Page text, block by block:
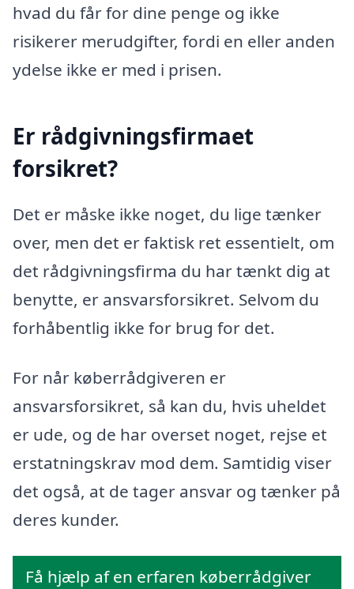
hvad du får for dine penge og ikke
risikerer merudgifter, fordi en eller anden
ydelse ikke er med i prisen.
Er rådgivningsfirmaet
forsikret?
Det er måske ikke noget, du lige tænker
over, men det er faktisk ret essentielt, om
det rådgivningsfirma du har tænkt dig at
benytte, er ansvarsforsikret. Selvom du
forhåbentlig ikke for brug for det.
For når køberrådgiveren er
ansvarsforsikret, så kan du, hvis uheldet
er ude, og de har overset noget, rejse et
erstatningskrav mod dem. Samtidig viser
det også, at de tager ansvar og tænker på
deres kunder.
Få hjælp af en erfaren køberrådgiver